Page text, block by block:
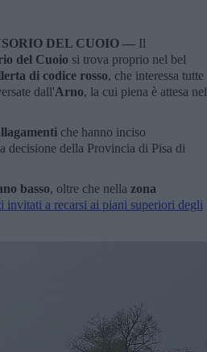
DEL CUOIO — Il
del Cuoio si trova proprio nel bel
di codice rosso, che interessa tutte
dall'Arno, la cui piena è attesa nel
che hanno inciso
decisione della Provincia di Pisa di
basso, oltre che nella zona
invitati a recarsi ai piani superiori degli